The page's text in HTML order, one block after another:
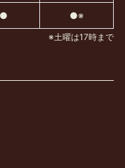
● ●※
※土曜は17時まで